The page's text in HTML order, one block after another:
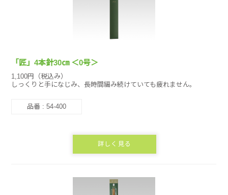
「匠」4本針30㎝ ＜0号＞
1,100円（税込み）
しっくりと手になじみ、長時間編み続けていても疲れません。
品番 : 54-400
詳しく見る